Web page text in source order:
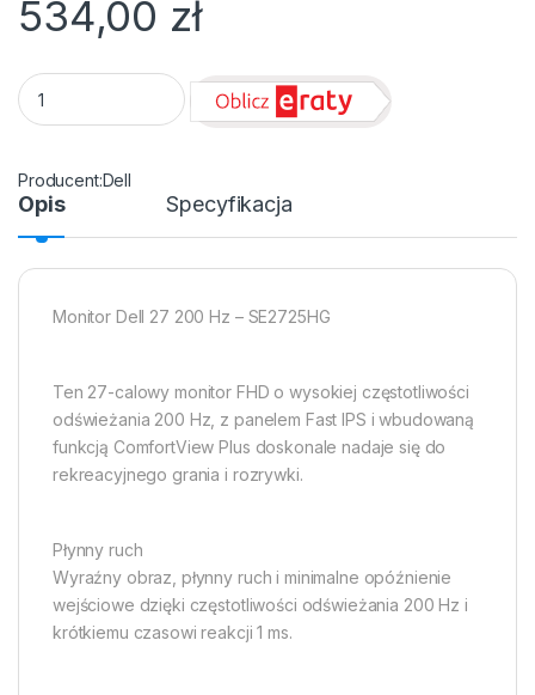
534,00 zł
Monitor 27" Dell SE2725HG quantity
Dell
Opis Specyfikacja
Monitor Dell 27 200 Hz – SE2725HG
Ten 27-calowy monitor FHD o wysokiej częstotliwości
odświeżania 200 Hz, z panelem Fast IPS i wbudowaną
funkcją ComfortView Plus doskonale nadaje się do
rekreacyjnego grania i rozrywki.
Płynny ruch
Wyraźny obraz, płynny ruch i minimalne opóźnienie
wejściowe dzięki częstotliwości odświeżania 200 Hz i
krótkiemu czasowi reakcji 1 ms.